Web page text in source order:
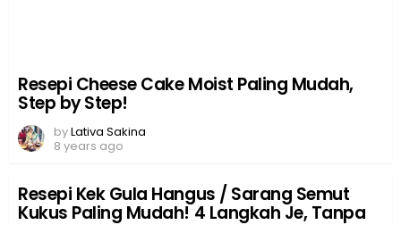
Resepi Cheese Cake Moist Paling Mudah,
Step by Step!
byLativa Sakina
8 years ago
Resepi Kek Gula Hangus / Sarang Semut
Kukus Paling Mudah! 4 Langkah Je, Tanpa